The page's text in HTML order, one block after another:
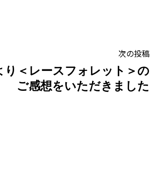
次の投稿
り＜レースフォレット＞の
ご感想をいただきました